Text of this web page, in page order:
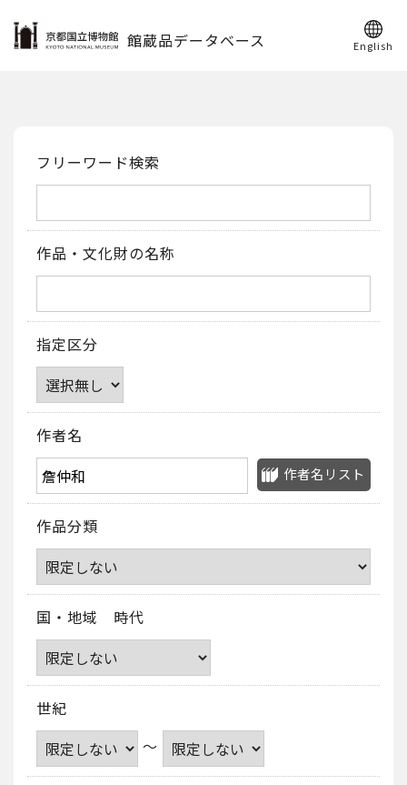
館蔵品データベース English
フリーワード検索
作品・文化財の名称
指定区分
作者名
作者名リスト
作品分類
国・地域 時代
世紀
～